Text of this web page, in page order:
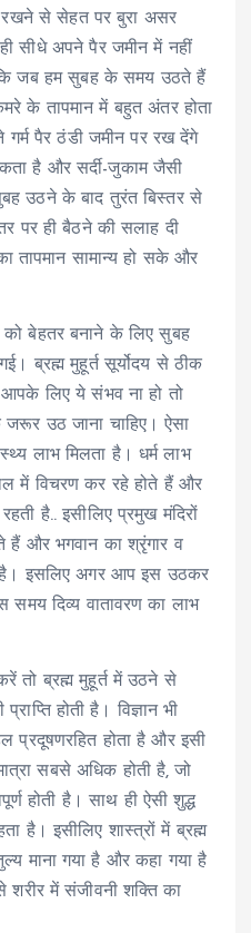
से सेहत पर बुरा असर
सीधे अपने पैर जमीन में नहीं
जब हम सुबह के समय उठते हैं
के तापमान में बहुत अंतर होता
पैर ठंडी जमीन पर रख देंगे
है और सर्दी-जुकाम जैसी
उठने के बाद तुरंत बिस्तर से
पर ही बैठने की सलाह दी
तापमान सामान्य हो सके और
को बेहतर बनाने के लिए सुबह
ब्रह्म मुहूर्त सूर्योदय से ठीक
लिए ये संभव ना हो तो
उठ जाना चाहिए। ऐसा
लाभ मिलता है। धर्म लाभ
में विचरण कर रहे होते हैं और
है.. इसीलिए प्रमुख मंदिरों
हैं और भगवान का श्रृंगार व
है। इसलिए अगर आप इस उठकर
दिव्य वातावरण का लाभ
तो ब्रह्म मुहूर्त में उठने से
होती है। विज्ञान भी
प्रदूषणरहित होता है और इसी
सबसे अधिक होती है, जो
होती है। साथ ही ऐसी शुद्ध
है। इसीलिए शास्त्रों में ब्रह्म
माना गया है और कहा गया है
में संजीवनी शक्ति का